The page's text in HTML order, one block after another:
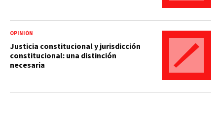
OPINIÓN
Justicia constitucional y jurisdicción
constitucional: una distinción
necesaria